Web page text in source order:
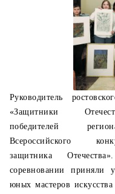
Руководитель
«Защитники
победителей
Всероссийского
защитника
соревновании приняли
юных мастеров